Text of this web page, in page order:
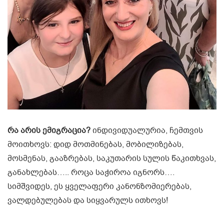
რა არის ემიგრაცია?ინდივიდუალურია, ჩემთვის
მოითხოვს: დიდ მოთმინებას, მობილიზებას,
მოსმენას, გააზრებას, საკუთარის სულის წაკითხვას,
განახლებას….. როცა საჭიროა იგნორს….
სიმშვიდეს, ეს ყველაფერი კანონზომიერებას,
ვალდებულებას და სიყვარულს ითხოვს!